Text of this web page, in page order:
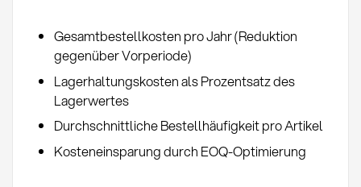
Gesamtbestellkosten pro Jahr (Reduktion
gegenüber Vorperiode)
Lagerhaltungskosten als Prozentsatz des
Lagerwertes
Durchschnittliche Bestellhäufigkeit pro Artikel
Kosteneinsparung durch EOQ-Optimierung